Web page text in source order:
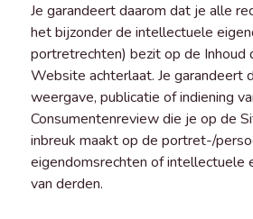
Je garandeert daarom dat je alle
het bijzonder de intellectuele
portretrechten) bezit op de Inhoud
Website achterlaat. Je garandeert
weergave, publicatie of indiening
Consumentenreview die je op de
inbreuk maakt op de portret-/
eigendomsrechten of intellectuele
van derden.